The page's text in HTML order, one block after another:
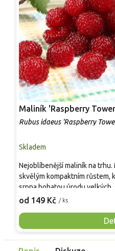
Maliník 'Raspberry
Rubus idaeus 'Raspberry
Skladem
od 149 Kč / ks
Nejoblíbenější maliník na
skvělým kompaktním růstem,
srpna bohatou úrodu velkých,
Pevné vzpřímené výhony
Mrazuvzdornost do −25 °C a
skvělou volbu pro každého